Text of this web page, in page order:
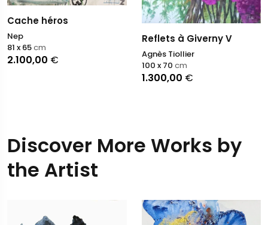
Cache héros
Nep
2.100,00 €
81 x 65cm
Reflets à Giverny V
Agnès Tiollier
1.300,00 €
100 x 70 cm
Discover More Works by
the Artist